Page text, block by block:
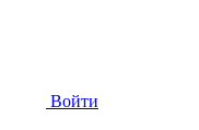
Войти